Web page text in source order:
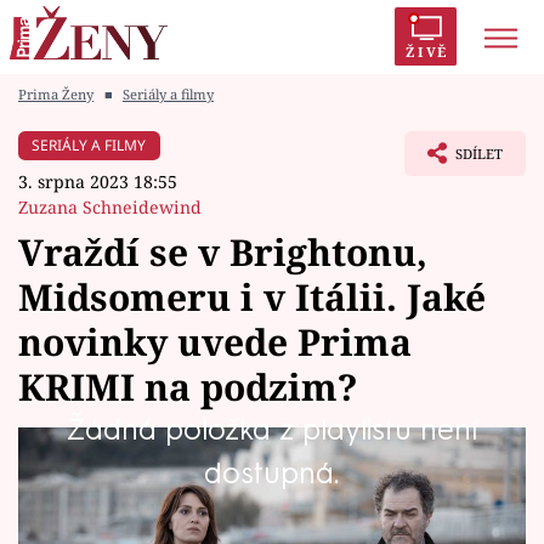
ŽIVĚ
Módní alarm
Témata
Celebrity
Vztahy
Seriály
Prima Ženy ■ Seriály a filmy
SERIÁLY A FILMY
3. srpna 2023 18:55
Zuzana Schneidewind
SDÍLET
Vraždí se v Brightonu,
Midsomeru i v Itálii. Jaké
novinky uvede Prima
KRIMI na podzim?
Žádná položka z playlistu není
dostupná.
V novinkách se kanál Prima KRIMI zaměří na
případy v britském Brightonu, do jejichž
vyšetřování se pustí detektiv Grace, i v